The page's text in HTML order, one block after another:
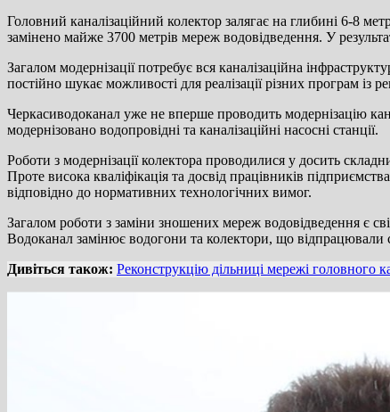
Головний каналізаційний колектор залягає на глибині 6-8
замінено майже 3700 метрів мереж водовідведення. У
Загалом модернізації потребує вся каналізаційна
постійно шукає можливості для реалізації різних програм із
Черкасиводоканал уже не вперше проводить модернізацію
модернізовано водопровідні та каналізаційні насосні станції.
Роботи з модернізації колектора проводилися у досить
Проте висока кваліфікація та досвід працівників
відповідно до нормативних технологічних вимог.
Загалом роботи з заміни зношених мереж водовідведення є
Водоканал замінює водогони та колектори, що відпрацювали
Дивіться також: Реконструкцію дільниці мережі головного